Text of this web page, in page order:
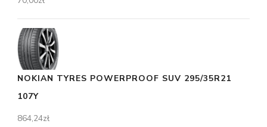
NOKIAN TYRES POWERPROOF SUV 295/35R21
107Y
864,24zł